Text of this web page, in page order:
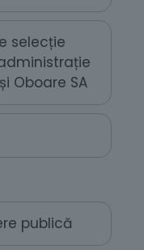
selecție
Oboare SA
publică